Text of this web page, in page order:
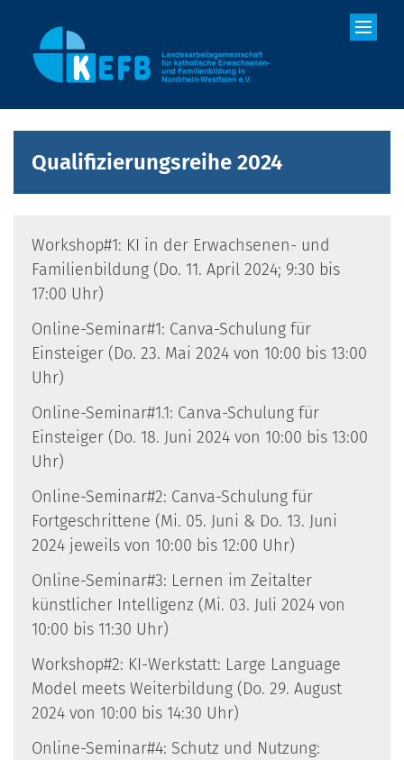
Qualifizierungsreihe 2024
Workshop#1: KI in der Erwachsenen- und
Familienbildung (Do. 11. April 2024; 9:30 bis
17:00 Uhr)
Online-Seminar#1: Canva-Schulung für
Einsteiger (Do. 23. Mai 2024 von 10:00 bis 13:00
Uhr)
Online-Seminar#1.1: Canva-Schulung für
Einsteiger (Do. 18. Juni 2024 von 10:00 bis 13:00
Uhr)
Online-Seminar#2: Canva-Schulung für
Fortgeschrittene (Mi. 05. Juni & Do. 13. Juni
2024 jeweils von 10:00 bis 12:00 Uhr)
Online-Seminar#3: Lernen im Zeitalter
künstlicher Intelligenz (Mi. 03. Juli 2024 von
10:00 bis 11:30 Uhr)
Workshop#2: KI-Werkstatt: Large Language
Model meets Weiterbildung (Do. 29. August
2024 von 10:00 bis 14:30 Uhr)
Online-Seminar#4: Schutz und Nutzung: